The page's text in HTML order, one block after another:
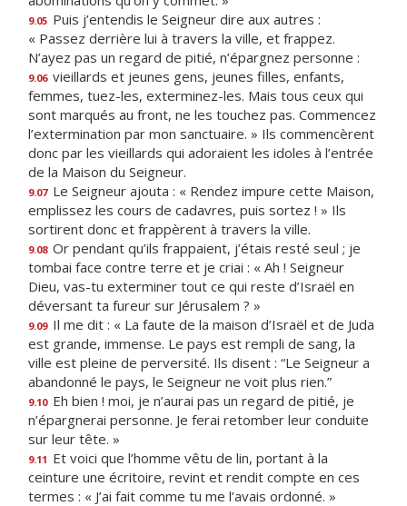
9.05 Puis j’entendis le Seigneur dire aux autres :
« Passez derrière lui à travers la ville, et frappez.
N’ayez pas un regard de pitié, n’épargnez personne :
9.06 vieillards et jeunes gens, jeunes filles, enfants,
femmes, tuez-les, exterminez-les. Mais tous ceux qui
sont marqués au front, ne les touchez pas. Commencez
l’extermination par mon sanctuaire. » Ils commencèrent
donc par les vieillards qui adoraient les idoles à l’entrée
de la Maison du Seigneur.
9.07 Le Seigneur ajouta : « Rendez impure cette Maison,
emplissez les cours de cadavres, puis sortez ! » Ils
sortirent donc et frappèrent à travers la ville.
9.08 Or pendant qu’ils frappaient, j’étais resté seul ; je
tombai face contre terre et je criai : « Ah ! Seigneur
Dieu, vas-tu exterminer tout ce qui reste d’Israël en
déversant ta fureur sur Jérusalem ? »
9.09 Il me dit : « La faute de la maison d’Israël et de Juda
est grande, immense. Le pays est rempli de sang, la
ville est pleine de perversité. Ils disent : “Le Seigneur a
abandonné le pays, le Seigneur ne voit plus rien.”
9.10 Eh bien ! moi, je n’aurai pas un regard de pitié, je
n’épargnerai personne. Je ferai retomber leur conduite
sur leur tête. »
9.11 Et voici que l’homme vêtu de lin, portant à la
ceinture une écritoire, revint et rendit compte en ces
termes : « J’ai fait comme tu me l’avais ordonné. »